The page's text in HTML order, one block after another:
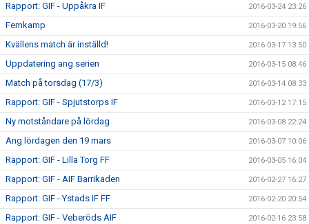
Rapport: GIF - Uppåkra IF 2016-03-24 23:26
Femkamp 2016-03-20 19:56
Kvällens match är inställd! 2016-03-17 13:50
Uppdatering ang serien 2016-03-15 08:46
Match på torsdag (17/3) 2016-03-14 08:33
Rapport: GIF - Spjutstorps IF 2016-03-12 17:15
Ny motståndare på lördag 2016-03-08 22:24
Ang lördagen den 19 mars 2016-03-07 10:06
Rapport: GIF - Lilla Torg FF 2016-03-05 16:04
Rapport: GIF - AIF Barrikaden 2016-02-27 16:27
Rapport: GIF - Ystads IF FF 2016-02-20 20:54
Rapport: GIF - Veberöds AIF 2016-02-16 23:58